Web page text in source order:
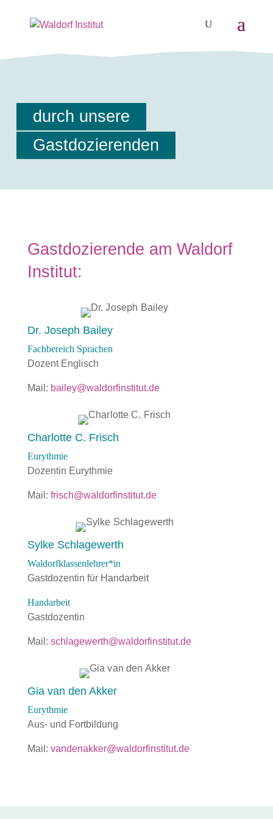
durch unsere
Gastdozierenden
Gastdozierende am Waldorf
Institut:
Dr. Joseph Bailey
Fachbereich Sprachen
Dozent Englisch
Mail: bailey@waldorfinstitut.de
Charlotte C. Frisch
Eurythmie
Dozentin Eurythmie
Mail: frisch@waldorfinstitut.de
Sylke Schlagewerth
Waldorfklassenlehrer*in
Gastdozentin für Handarbeit
Handarbeit
Gastdozentin
Mail: schlagewerth@waldorfinstitut.de
Gia van den Akker
Eurythmie
Aus- und Fortbildung
Mail: vandenakker@waldorfinstitut.de